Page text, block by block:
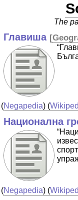
The
Главиша [
(Negapedia) (
Национална
(Negapedia) (